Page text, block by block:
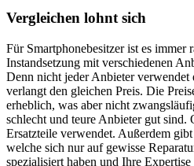
Vergleichen lohnt sich
Für Smartphonebesitzer ist es immer
Instandsetzung mit verschiedenen
Denn nicht jeder Anbieter verwendet
verlangt den gleichen Preis. Die
erheblich, was aber nicht
schlecht und teure Anbieter gut sind.
Ersatzteile verwendet. Außerdem
welche sich nur auf gewisse
spezialisiert haben und Ihre